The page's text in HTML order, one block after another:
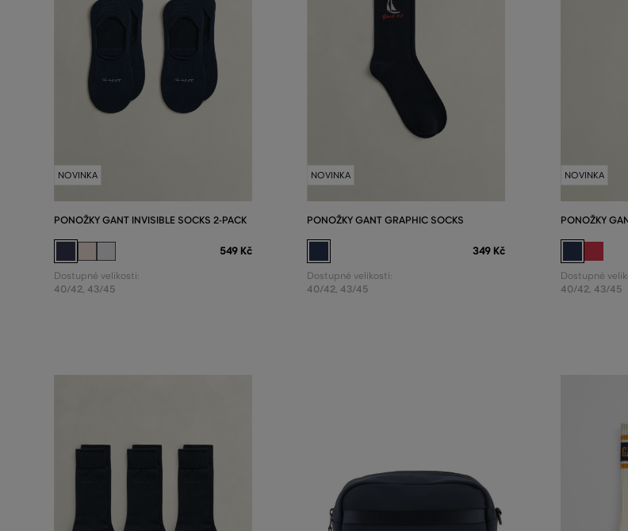
NOVINKA
PONOŽKY GANT INVISIBLE SOCKS 2-PACK
549 Kč
Dostupné velikosti:
40/42, 43/45
NOVINKA
PONOŽKY GANT GRAPHIC SOCKS
349 Kč
Dostupné velikosti:
40/42, 43/45
NOVINKA
PONOŽKY
Dostupné
40/42, 43/45